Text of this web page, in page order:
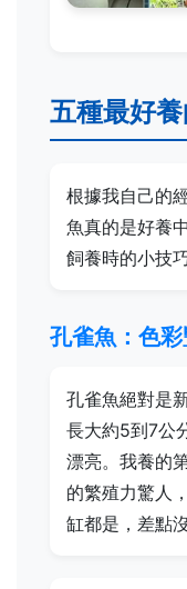
五種最好
根據我自己的
魚真的是好養
飼養時的小技巧
孔雀魚：色
孔雀魚絕對是
長大約5到7公
漂亮。我養的
的繁殖力驚人
缸都是，差點